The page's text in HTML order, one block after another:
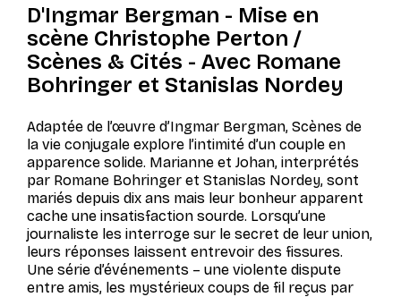
Billetterie
D'Ingmar Bergman - Mise en
scène Christophe Perton /
Scènes & Cités - Avec Romane
Bohringer et Stanislas Nordey
Adaptée de l’œuvre d’Ingmar Bergman, Scènes de
la vie conjugale explore l’intimité d’un couple en
apparence solide. Marianne et Johan, interprétés
par Romane Bohringer et Stanislas Nordey, sont
mariés depuis dix ans mais leur bonheur apparent
cache une insatisfaction sourde. Lorsqu’une
journaliste les interroge sur le secret de leur union,
leurs réponses laissent entrevoir des fissures.
Une série d’événements – une violente dispute
entre amis, les mystérieux coups de fil reçus par